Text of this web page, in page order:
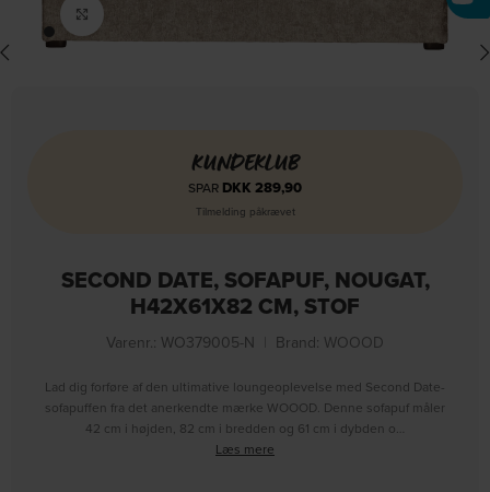
KUNDEKLUB
SPAR DKK 289,90
Tilmelding påkrævet
SECOND DATE, SOFAPUF, NOUGAT,
H42X61X82 CM, STOF
Varenr.: WO379005-N Brand: WOOOD
Lad dig forføre af den ultimative loungeoplevelse med Second Date-
sofapuffen fra det anerkendte mærke WOOOD. Denne sofapuf måler
42 cm i højden, 82 cm i bredden og 61 cm i dybden o…
Læs mere